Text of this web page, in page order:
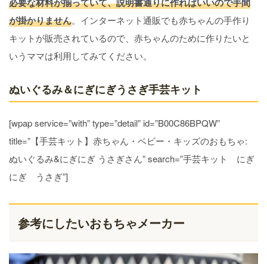
が掛かりません。インターネット通販でも赤ちゃんの手作り
キットが販売されているので、赤ちゃんのために作りたいと
いうママは利用してみてください。
ぬいぐるみ＆にぎにぎうさぎ手芸キット
[wpap service=”with” type=”detail” id=”B00C86BPQW”
title=”【手芸キット】赤ちゃん・ベビー・キッズのおもちゃ:
ぬいぐるみ&にぎにぎ うさぎさん” search=”手芸キット にぎ
にぎ うさぎ”]
参考にしたいおもちゃメーカー